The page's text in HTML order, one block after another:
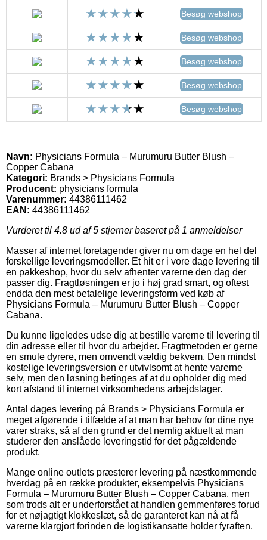
Besøg webshop
Besøg webshop
Besøg webshop
Besøg webshop
Besøg webshop
Navn: Physicians Formula – Murumuru Butter Blush –
Copper Cabana
Kategori: Brands > Physicians Formula
Producent: physicians formula
Varenummer: 44386111462
EAN: 44386111462
Vurderet til 4.8 ud af 5 stjerner baseret på 1 anmeldelser
Masser af internet foretagender giver nu om dage en hel del
forskellige leveringsmodeller. Et hit er i vore dage levering til
en pakkeshop, hvor du selv afhenter varerne den dag der
passer dig. Fragtløsningen er jo i høj grad smart, og oftest
endda den mest betalelige leveringsform ved køb af
Physicians Formula – Murumuru Butter Blush – Copper
Cabana.
Du kunne ligeledes udse dig at bestille varerne til levering til
din adresse eller til hvor du arbejder. Fragtmetoden er gerne
en smule dyrere, men omvendt vældig bekvem. Den mindst
kostelige leveringsversion er utvivlsomt at hente varerne
selv, men den løsning betinges af at du opholder dig med
kort afstand til internet virksomhedens arbejdslager.
Antal dages levering på Brands > Physicians Formula er
meget afgørende i tilfælde af at man har behov for dine nye
varer straks, så af den grund er det nemlig aktuelt at man
studerer den anslåede leveringstid for det pågældende
produkt.
Mange online outlets præsterer levering på næstkommende
hverdag på en række produkter, eksempelvis Physicians
Formula – Murumuru Butter Blush – Copper Cabana, men
som trods alt er underforstået at handlen gemmenføres forud
for et nøjagtigt klokkeslæt, så de garanteret kan nå at få
varerne klargjort forinden de logistikansatte holder fyraften.